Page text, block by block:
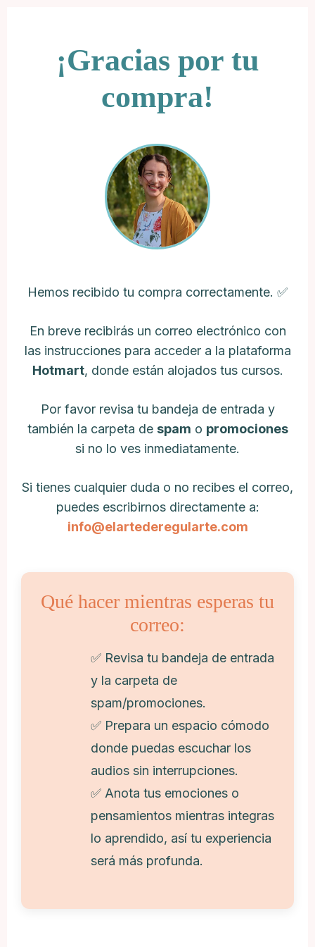
¡Gracias por tu
compra!
Hemos recibido tu compra correctamente. ✅
En breve recibirás un correo electrónico con
las instrucciones para acceder a la plataforma
Hotmart, donde están alojados tus cursos.
Por favor revisa tu bandeja de entrada y
también la carpeta de spam o promociones
si no lo ves inmediatamente.
Si tienes cualquier duda o no recibes el correo,
puedes escribirnos directamente a:
info@elartederegularte.com
Qué hacer mientras esperas tu
correo:
✅ Revisa tu bandeja de entrada
y la carpeta de
spam/promociones.
✅ Prepara un espacio cómodo
donde puedas escuchar los
audios sin interrupciones.
✅ Anota tus emociones o
pensamientos mientras integras
lo aprendido, así tu experiencia
será más profunda.